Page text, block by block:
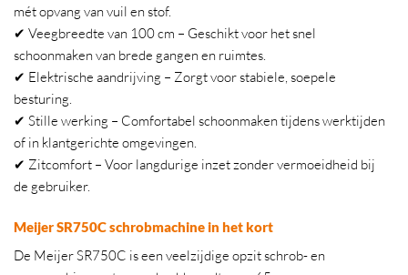
mét opvang van vuil en stof.
✔ Veegbreedte van 100 cm – Geschikt voor het snel
schoonmaken van brede gangen en ruimtes.
✔ Elektrische aandrijving – Zorgt voor stabiele, soepele
besturing.
✔ Stille werking – Comfortabel schoonmaken tijdens werktijden
of in klantgerichte omgevingen.
✔ Zitcomfort – Voor langdurige inzet zonder vermoeidheid bij
de gebruiker.
Meijer SR750C schrobmachine in het kort
De Meijer SR750C is een veelzijdige opzit schrob- en